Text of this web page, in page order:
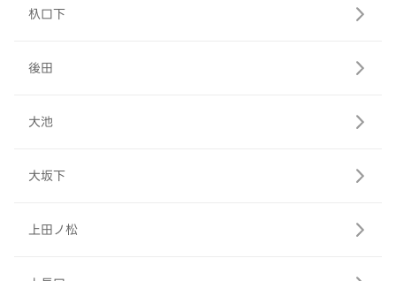
杁口下
後田
大池
大坂下
上田ノ松